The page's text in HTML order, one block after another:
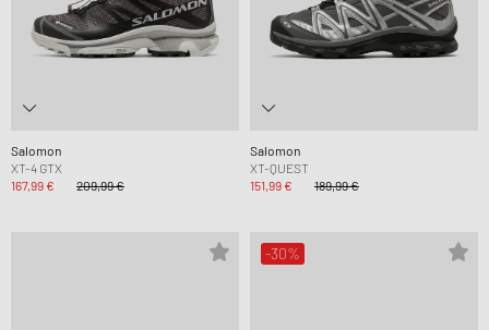
Salomon
XT-4 GTX
167,99 €
209,99 €
Salomon
XT-QUEST
151,99 €
189,99 €
-30%